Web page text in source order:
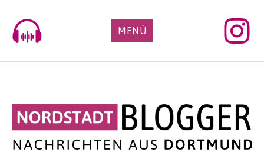
content
MENÜ